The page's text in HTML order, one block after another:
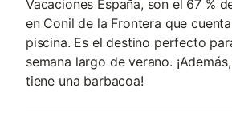
Vacaciones España, son el 67 %
en Conil de la Frontera que
piscina. Es el destino perfecto
semana largo de verano.
tiene una barbacoa!